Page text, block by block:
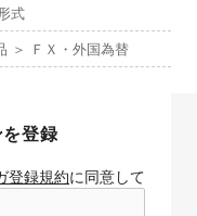
式
＞ ＦＸ・外国為替
登録
登録規約に同意して